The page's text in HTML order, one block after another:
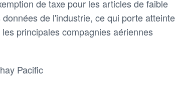
de taxe pour les articles de faible
de l'industrie, ce qui porte atteinte
principales compagnies aériennes
Pacific